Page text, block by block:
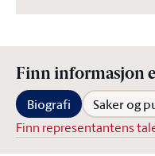
Finn informasjon
Biografi Saker og
Finn representantens